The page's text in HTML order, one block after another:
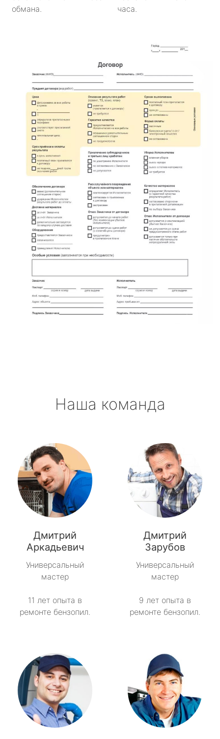
обмана.
часа.
Наша команда
Дмитрий
Аркадьевич
Универсальный
мастер
11 лет опыта в
ремонте бензопил.
Дмитрий
Зарубов
Универсальный
мастер
9 лет опыта в
ремонте бензопил.